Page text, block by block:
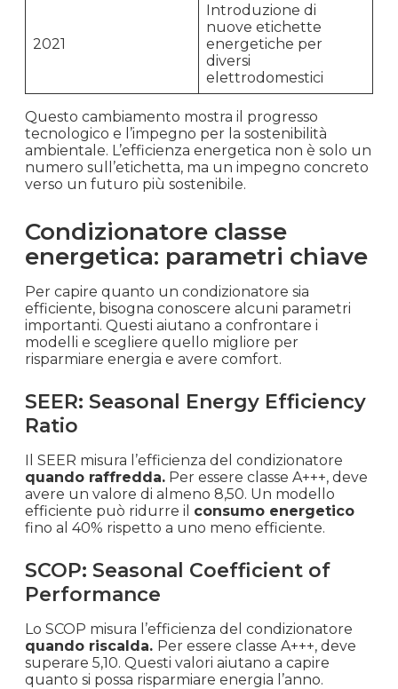
2021
Introduzione di
nuove etichette
energetiche per
diversi
elettrodomestici
Questo cambiamento mostra il progresso
tecnologico e l’impegno per la sostenibilità
ambientale. L’efficienza energetica non è solo un
numero sull’etichetta, ma un impegno concreto
verso un futuro più sostenibile.
Condizionatore classe
energetica: parametri chiave
Per capire quanto un condizionatore sia
efficiente, bisogna conoscere alcuni parametri
importanti. Questi aiutano a confrontare i
modelli e scegliere quello migliore per
risparmiare energia e avere comfort.
SEER: Seasonal Energy Efficiency
Ratio
Il SEER misura l’efficienza del condizionatore
quando raffredda. Per essere classe A+++, deve
avere un valore di almeno 8,50. Un modello
efficiente può ridurre il consumo energetico
fino al 40% rispetto a uno meno efficiente.
SCOP: Seasonal Coefficient of
Performance
Lo SCOP misura l’efficienza del condizionatore
quando riscalda. Per essere classe A+++, deve
superare 5,10. Questi valori aiutano a capire
quanto si possa risparmiare energia l’anno.